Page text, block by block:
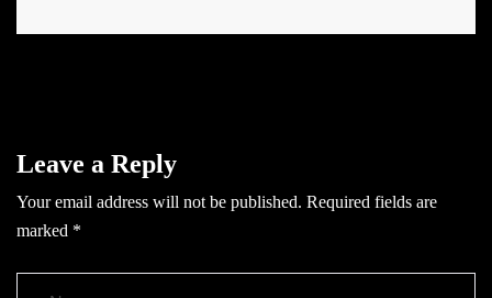
Leave a Reply
Your email address will not be published. Required fields are
marked *